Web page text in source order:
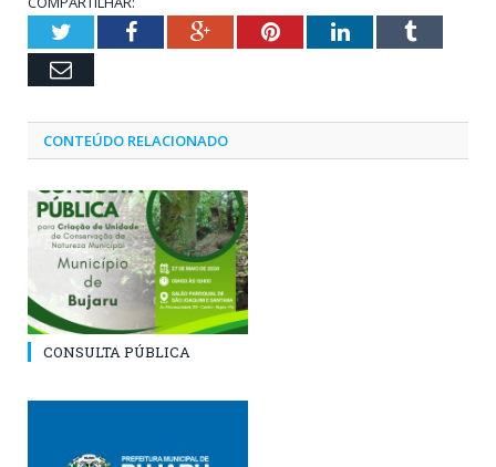
TwitterFacebookGoogle+PinterestLinkedInTumblr
Email
CONTEÚDO RELACIONADO
CONSULTA PÚBLICA